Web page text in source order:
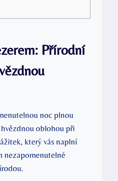
Přírodní
noc plnou
oblohou při
který vás naplní
nezapomenutelné